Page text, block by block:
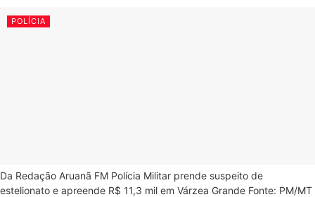
POLÍCIA
Da Redação Aruanã FM Polícia Militar prende suspeito de
estelionato e apreende R$ 11,3 mil em Várzea Grande Fonte: PM/MT